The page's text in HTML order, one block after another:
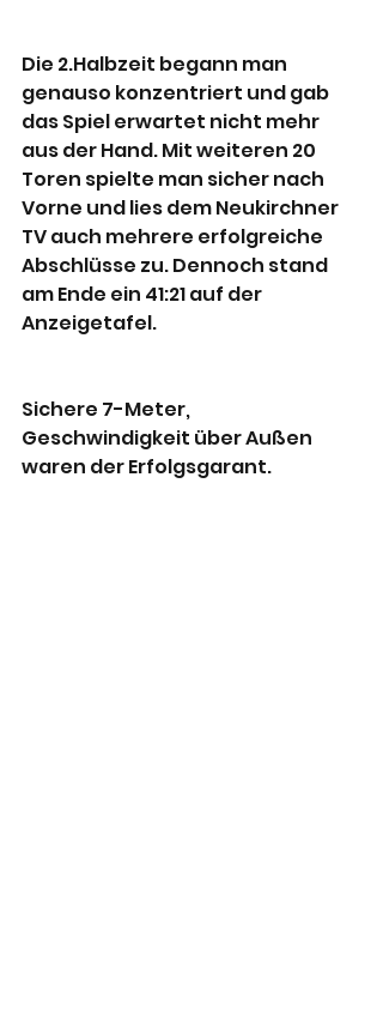
Die 2.Halbzeit begann man
genauso konzentriert und gab
das Spiel erwartet nicht mehr
aus der Hand. Mit weiteren 20
Toren spielte man sicher nach
Vorne und lies dem Neukirchner
TV auch mehrere erfolgreiche
Abschlüsse zu. Dennoch stand
am Ende ein 41:21 auf der
Anzeigetafel.
Sichere 7-Meter,
Geschwindigkeit über Außen
waren der Erfolgsgarant.